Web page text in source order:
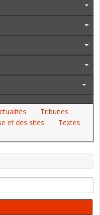
Tribunes
et des sites
Textes
INTERVIEW EXCLUSIVE)